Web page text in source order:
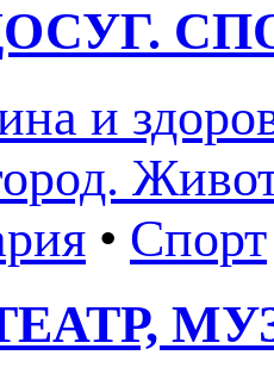
и
• Спорт